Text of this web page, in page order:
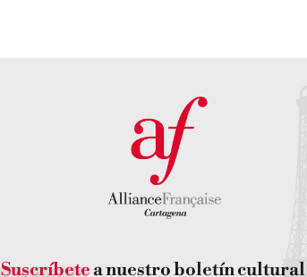
Suscríbete a nuestro boletín cultural